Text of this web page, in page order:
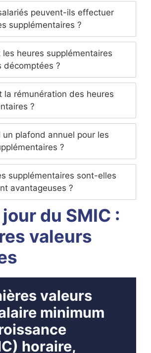
peuvent-ils effectuer
supplémentaires ?
les heures supplémentaires
décomptées ?
la rémunération des heures
?
plafond annuel pour les
?
supplémentaires sont-elles
avantageuses ?
du SMIC :
valeurs
valeurs
minimum
horaire,